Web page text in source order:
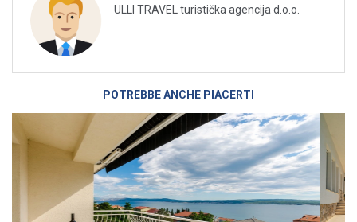
ULLI TRAVEL turistička agencija d.o.o.
POTREBBE ANCHE PIACERTI